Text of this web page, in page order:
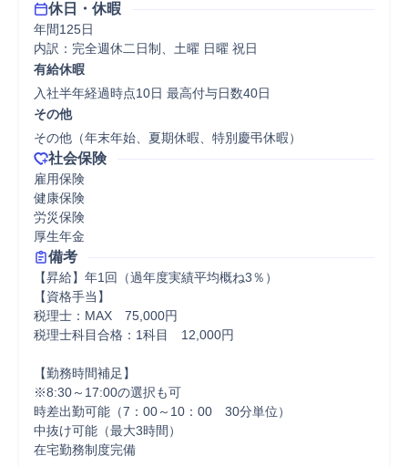
休日・休暇
年間125日
内訳：完全週休二日制、土曜 日曜 祝日
有給休暇
入社半年経過時点10日 最高付与日数40日
その他
その他（年末年始、夏期休暇、特別慶弔休暇）
社会保険
雇用保険
健康保険
労災保険
厚生年金
備考
【昇給】年1回（過年度実績平均概ね3％）
【資格手当】
税理士：MAX　75,000円
税理士科目合格：1科目　12,000円
【勤務時間補足】
※8:30～17:00の選択も可
時差出勤可能（7：00～10：00　30分単位）
中抜け可能（最大3時間）
在宅勤務制度完備